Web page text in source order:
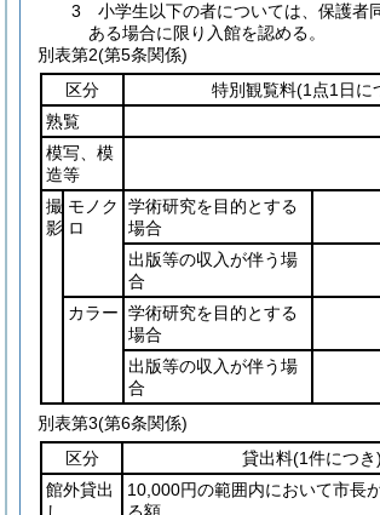
3 小学生以下の者については、保護者
ある場合に限り入館を認める。
別表第2(第5条関係)
区分
特別観覧料(1点1日に
熟覧
模写、模
造等
撮
影
モノク
ロ
学術研究を目的とする
場合
出版等の収入が伴う場
合
カラー 学術研究を目的とする
場合
出版等の収入が伴う場
合
別表第3(第6条関係)
区分
貸出料(1件につき)
館外貸出
10,000円の範囲内において市長